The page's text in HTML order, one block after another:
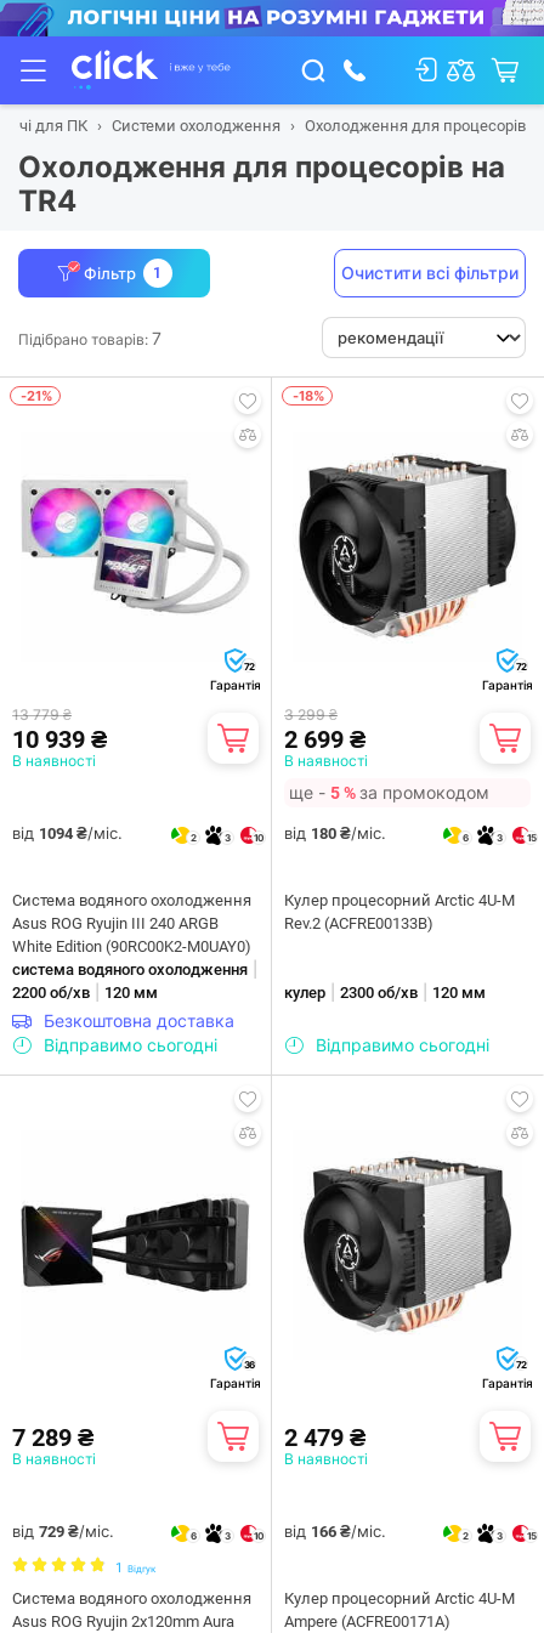
для ПК Системи охолодження Охолодження для процесорів
Охолодження для процесорів на
TR4
Фільтр 1 Очистити всі фільтри
Підібрано товарів: 7
-21%
72
Гарантія
13 779 ₴
10 939 ₴
В наявності
від 1094 ₴/міс. 2 3 10
Система водяного охолодження
Asus ROG Ryujin III 240 ARGB
White Edition (90RC00K2-M0UAY0)
система водяного охолодження
2200 об/хв 120 мм
Безкоштовна доставка
Відправимо сьогодні
-18%
72
Гарантія
3 299 ₴
2 699 ₴
В наявності
ще - 5 %за промокодом
від 180 ₴/міс. 6 3 15
Кулер процесорний Arctic 4U-M
Rev.2 (ACFRE00133B)
кулер 2300 об/хв 120 мм
Відправимо сьогодні
36
Гарантія
7 289 ₴
В наявності
від 729 ₴/міс. 6 3 10
1 Відгук
Система водяного охолодження
Asus ROG Ryujin 2x120mm Aura
72
Гарантія
2 479 ₴
В наявності
від 166 ₴/міс. 2 3 15
Кулер процесорний Arctic 4U-M
Ampere (ACFRE00171A)